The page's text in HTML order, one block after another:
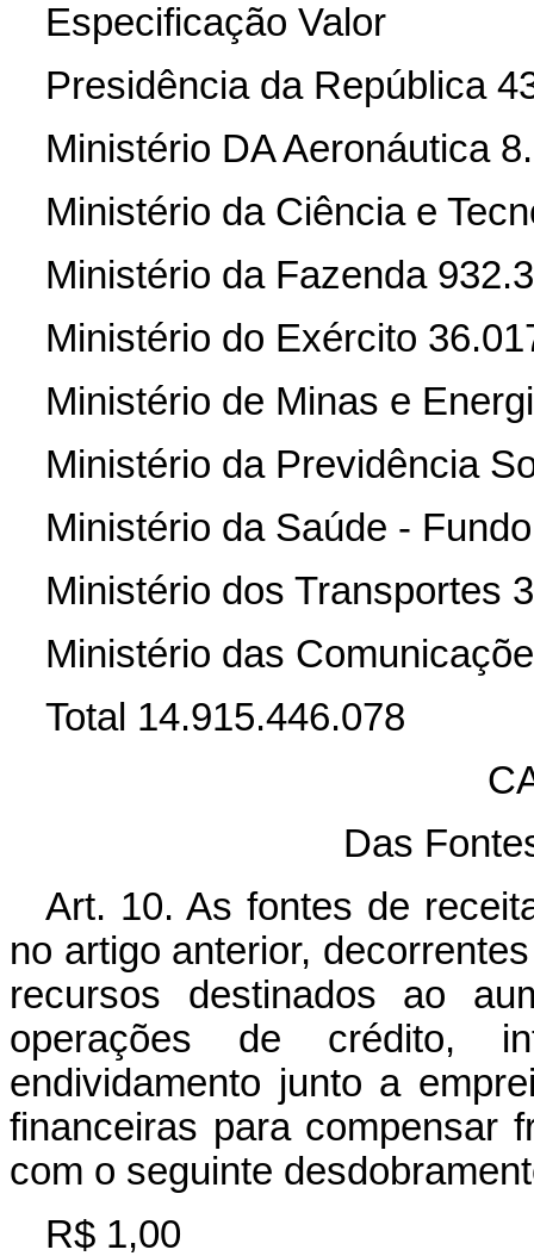
Especificação Valor
Presidência da República
Ministério DA Aeronáutica
Ministério da Ciência e
Ministério da Fazenda
Ministério do Exército
Ministério de Minas e
Ministério da Previdência
Ministério da Saúde -
Ministério dos Transportes
Ministério das
Total 14.915.446.078
Das
Art. 10. As fontes de
no artigo anterior,
recursos destinados ao
operações de crédito,
endividamento junto a
financeiras para compensar
com o seguinte
R$ 1,00